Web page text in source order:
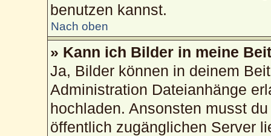
benutzen kannst.
Nach oben
» Kann ich Bilder in meine
Ja, Bilder können in deinem
Administration Dateianhänge
hochladen. Ansonsten musst
öffentlich zugänglichen Server